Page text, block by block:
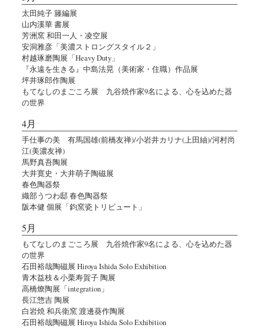
太田純子 籐編展
山内溪華 書展
芳洲窯 和田一人・凌空展
安洞雅彦「美濃ストロングスタイル２」
村越琢磨陶展「Heavy Duty」
『永遠を生きる』中島法晃（美術家・住職）作品展
坪井琢郎作陶展
もてなしのまごころ展 九谷焼作家9名による、心を込めた器
の世界
4月
手仕事の美 有馬国雄(前橋友禅)/小岩井カリナ(上田紬)/河村尚
江(美濃友禅)
馬野真吾陶展
大井寛史・大井萌子陶磁展
春色陶器祭
織部うつわ邸 春色陶器祭
阪本健 個展「鈞窯瓷トリビュート」
5月
もてなしのまごころ展 九谷焼作家9名による、心を込めた器
の世界
石田裕哉陶磁展 Hiroya Ishida Solo Exhibition
青木益枝＆小栗寿賀子 陶展
高橋燎陶展「integration」
長江惣吉 陶展
白岩焼 和兵衛窯 渡邊葵作陶展
石田裕哉陶磁展 Hiroya Ishida Solo Exhibition